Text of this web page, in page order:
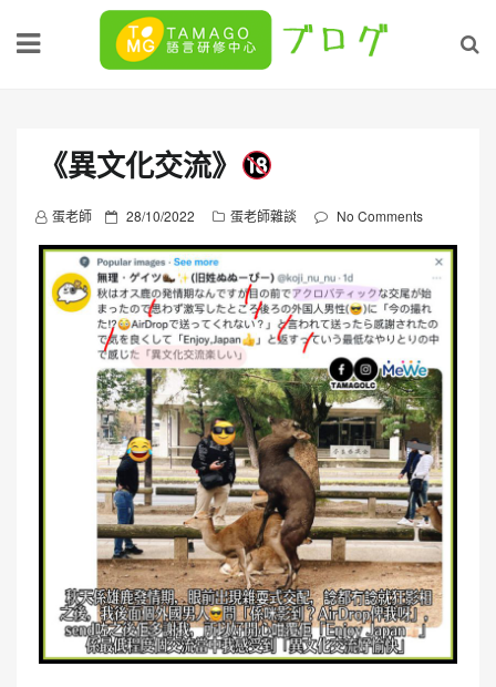
《異文化交流》
蛋老師
P
o
s
t
e
d
o
n
28/10/2022 蛋老師雜談 No Comments